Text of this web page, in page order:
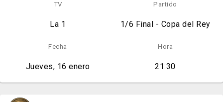
TV
La 1
Partido
1/6 Final - Copa del Rey
Fecha
Jueves, 16 enero
Hora
21:30